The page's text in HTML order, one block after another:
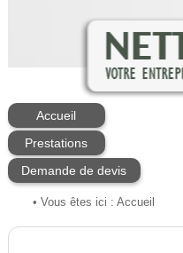
Accueil
Prestations
Demande de devis
• Vous êtes ici : Accueil